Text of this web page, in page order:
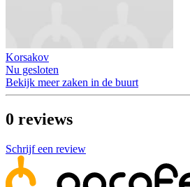
Korsakov
Nu gesloten
Bekijk meer zaken in de buurt
0 reviews
Schrijf een review